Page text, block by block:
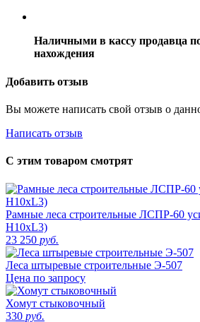
Наличными в кассу продавца
нахождения
Добавить отзыв
Вы можете написать свой отзыв о
Написать отзыв
С этим товаром смотрят
Рамные леса строительные ЛСПР-60
H10xL3)
23 250 руб.
Леса штыревые строительные Э-507
Цена по запросу
Хомут стыковочный
330 руб.